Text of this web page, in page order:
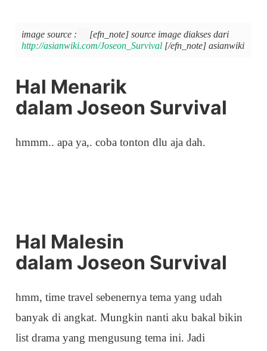
image source :
[efn_note] source image diakses dari
http://asianwiki.com/Joseon_Survival [/efn_note] asianwiki
Hal Menarik
dalam Joseon Survival
hmmm.. apa ya,. coba tonton dlu aja dah.
Hal Malesin
dalam Joseon Survival
hmm, time travel sebenernya tema yang udah
banyak di angkat. Mungkin nanti aku bakal bikin
list drama yang mengusung tema ini. Jadi